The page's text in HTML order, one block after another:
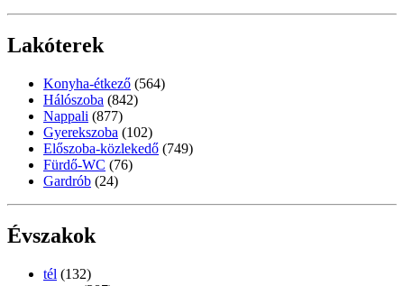
Lakóterek
Konyha-étkező (564)
Hálószoba (842)
Nappali (877)
Gyerekszoba (102)
Előszoba-közlekedő (749)
Fürdő-WC (76)
Gardrób (24)
Évszakok
tél (132)